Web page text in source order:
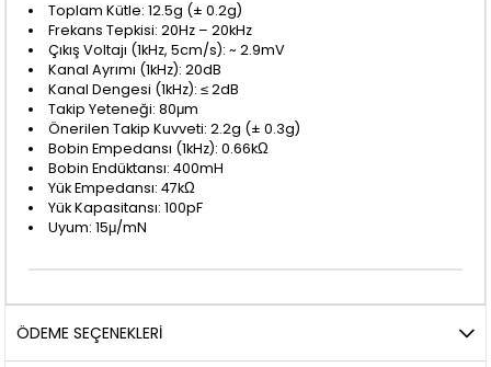
Toplam Kütle: 12.5g (± 0.2g)
Frekans Tepkisi: 20Hz – 20kHz
Çıkış Voltajı (1kHz, 5cm/s): ~ 2.9mV
Kanal Ayrımı (1kHz): 20dB
Kanal Dengesi (1kHz): ≤ 2dB
Takip Yeteneği: 80μm
Önerilen Takip Kuvveti: 2.2g (± 0.3g)
Bobin Empedansı (1kHz): 0.66kΩ
Bobin Endüktansı: 400mH
Yük Empedansı: 47kΩ
Yük Kapasitansı: 100pF
Uyum: 15μ/mN
ÖDEME SEÇENEKLERI